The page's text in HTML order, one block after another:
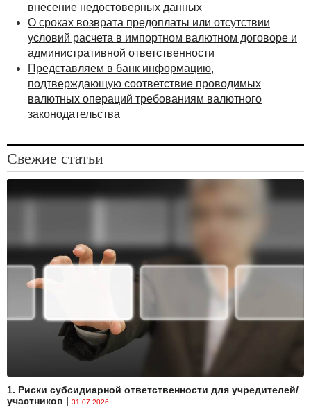
внесение недостоверных данных
О сроках возврата предоплаты или отсутствии
условий расчета в импортном валютном договоре и
административной ответственности
Представляем в банк информацию,
подтверждающую соответствие проводимых
валютных операций требованиям валютного
законодательства
Свежие статьи
1. Риски субсидиарной ответственности для учредителей/
участников | 31.07.2026